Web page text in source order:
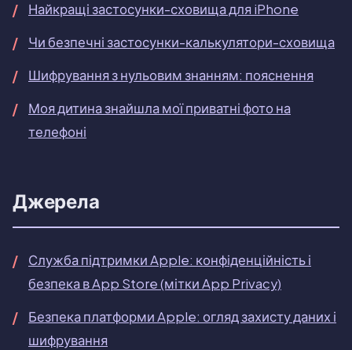
Найкращі застосунки-сховища для iPhone
Чи безпечні застосунки-калькулятори-сховища
Шифрування з нульовим знанням: пояснення
Моя дитина знайшла мої приватні фото на
телефоні
Джерела
Служба підтримки Apple: конфіденційність і
безпека в App Store (мітки App Privacy)
Безпека платформи Apple: огляд захисту даних і
шифрування